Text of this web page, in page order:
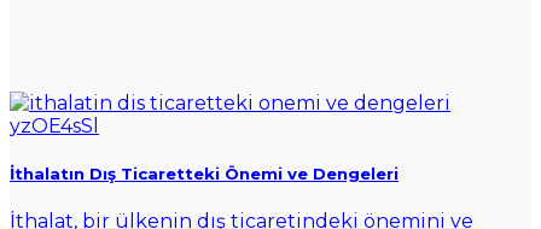
İthalatın Dış Ticaretteki Önemi ve Dengeleri
İthalat, bir ülkenin dış ticaretindeki önemini ve